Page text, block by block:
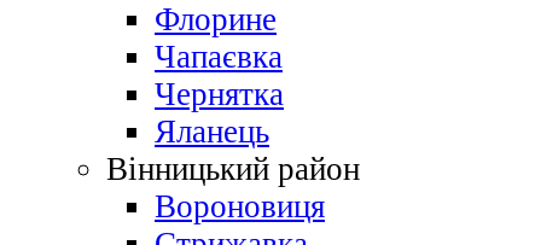
Флорине
Чапаєвка
Чернятка
Яланець
Вінницький район
Вороновиця